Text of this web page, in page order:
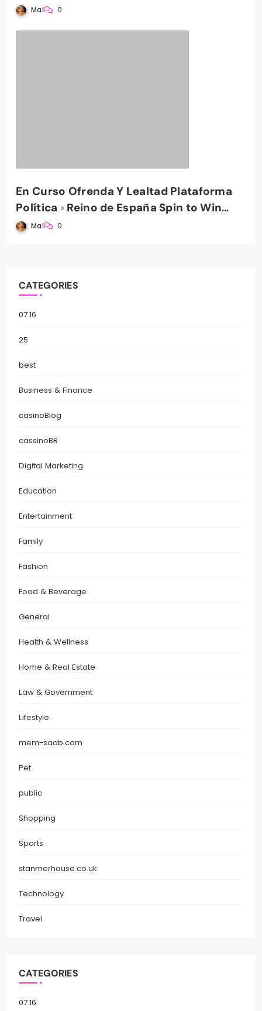
Mai 0
En Curso Ofrenda Y Lealtad Plataforma
Política ◦ Reino de España Spin to Win
PradaBet Casino
Mai 0
CATEGORIES
07.16
25
best
Business & Finance
casinoBlog
cassinoBR
Digital Marketing
Education
Entertainment
Family
Fashion
Food & Beverage
General
Health & Wellness
Home & Real Estate
Law & Government
Lifestyle
mem-saab.com
Pet
public
Shopping
Sports
stanmerhouse.co.uk
Technology
Travel
CATEGORIES
07.16